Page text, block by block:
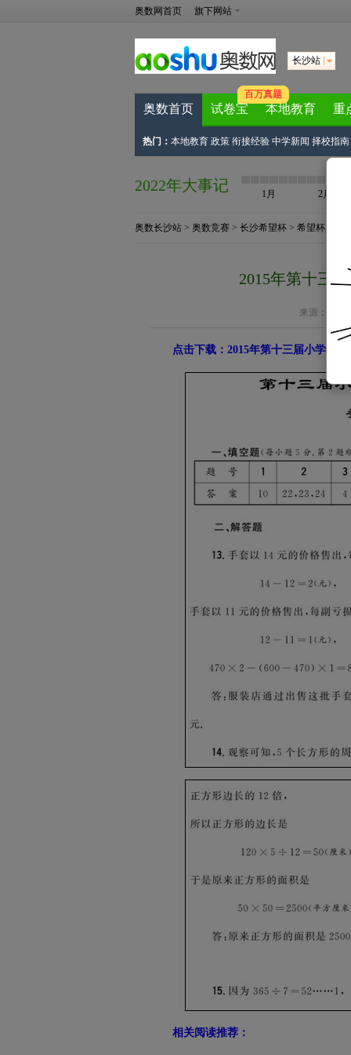
奥数网首页 旗下网站
长沙站
奥数首页 试卷宝
百万真题
本地教育 重
热门： 本地教育 政策 衔接经验 中学新闻 择校指南
2022年大事记 1月 2月
奥数长沙站 > 奥数竞赛 > 长沙希望杯 > 希望杯真题
2015年第十三
来源：
点击下载：2015年第十三届小学希
相关阅读推荐：